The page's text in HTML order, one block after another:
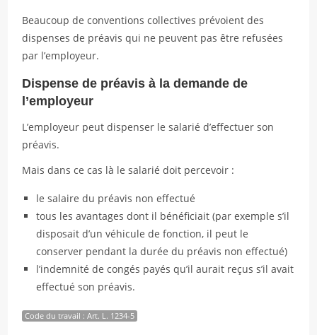
Beaucoup de conventions collectives prévoient des
dispenses de préavis qui ne peuvent pas être refusées
par l’employeur.
Dispense de préavis à la demande de
l’employeur
L’employeur peut dispenser le salarié d’effectuer son
préavis.
Mais dans ce cas là le salarié doit percevoir :
le salaire du préavis non effectué
tous les avantages dont il bénéficiait (par exemple s’il
disposait d’un véhicule de fonction, il peut le
conserver pendant la durée du préavis non effectué)
l’indemnité de congés payés qu’il aurait reçus s’il avait
effectué son préavis.
Code du travail : Art. L. 1234-5